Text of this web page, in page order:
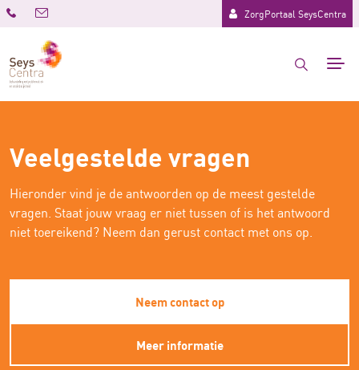
ZorgPortaal SeysCentra
Veelgestelde vragen
Hieronder vind je de antwoorden op de meest gestelde
vragen. Staat jouw vraag er niet tussen of is het antwoord
niet toereikend? Neem dan gerust contact met ons op.
Neem contact op
Meer informatie